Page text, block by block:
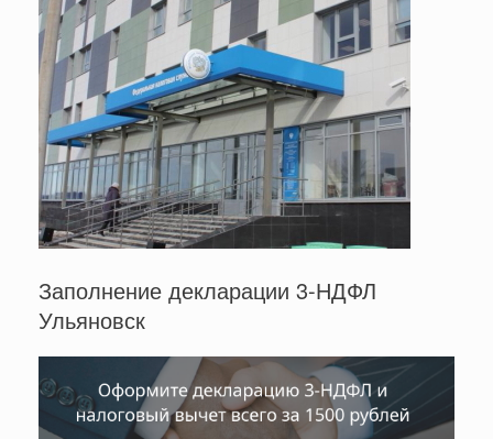
Заполнение декларации 3-НДФЛ
Ульяновск